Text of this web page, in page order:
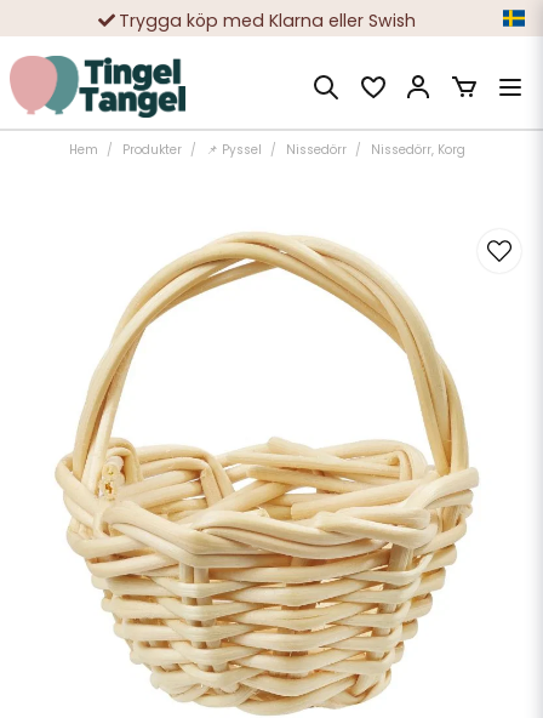
Trygga köp med Klarna eller Swish
10 000-tals nöjda kunder
Hem Produkter 📌 Pyssel Nissedörr Nissedörr, Korg